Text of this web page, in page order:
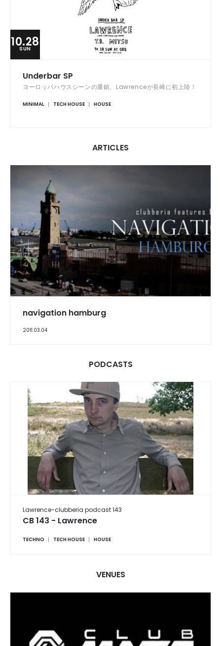
10.28
SUN
Underbar SP
ヨーロッパハウスシーンの重鎮、Lawrenceが長崎に初上陸！
MINIMAL TECH HOUSE HOUSE
ARTICLES
FEATURE
navigation hamburg
2011.03.04
PODCASTS
Lawrence-clubberia podcast 143
CB 143 - Lawrence
TECHNO TECH HOUSE HOUSE
VENUES